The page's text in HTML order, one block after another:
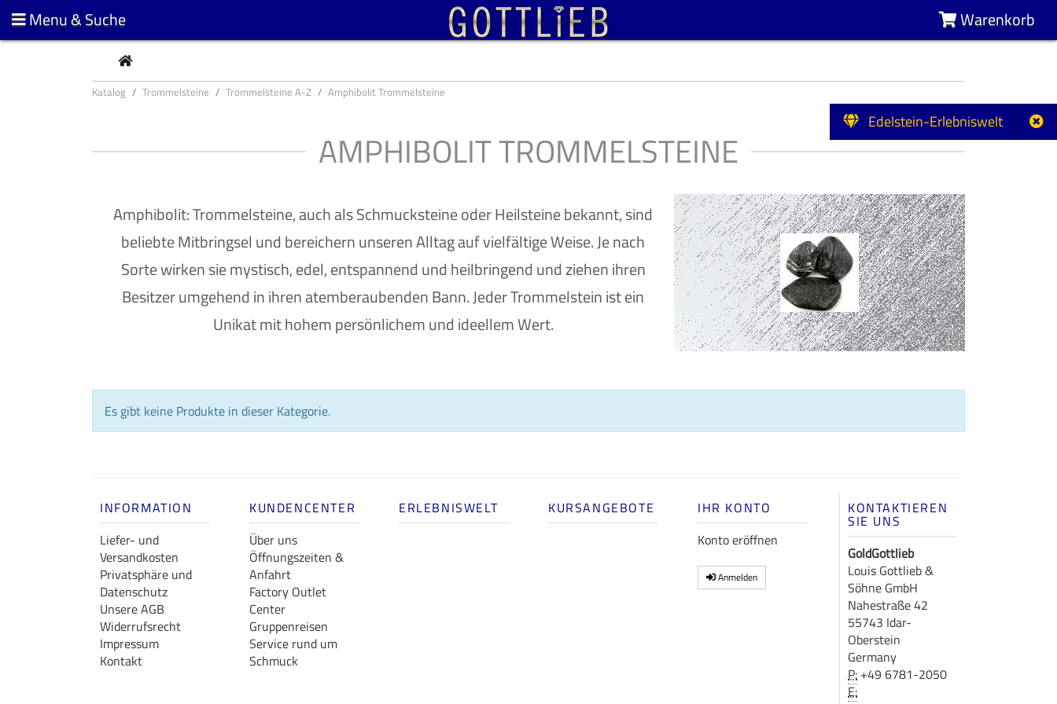
Edelstein-Erlebniswelt
Menu & Suche Warenkorb
CURRENT
Katalog Trommelsteine Trommelsteine A-Z Amphibolit Trommelsteine
AMPHIBOLIT TROMMELSTEINE
Amphibolit: Trommelsteine, auch als Schmucksteine oder Heilsteine bekannt, sind
beliebte Mitbringsel und bereichern unseren Alltag auf vielfältige Weise. Je nach
Sorte wirken sie mystisch, edel, entspannend und heilbringend und ziehen ihren
Besitzer umgehend in ihren atemberaubenden Bann. Jeder Trommelstein ist ein
Unikat mit hohem persönlichem und ideellem Wert.
Es gibt keine Produkte in dieser Kategorie.
INFORMATION
Liefer- und
Versandkosten
Privatsphäre und
Datenschutz
Unsere AGB
Widerrufsrecht
Impressum
Kontakt
KUNDENCENTER
Über uns
Öffnungszeiten &
Anfahrt
Factory Outlet
Center
Gruppenreisen
Service rund um
Schmuck
ERLEBNISWELT KURSANGEBOTE
IHR KONTO
Konto eröffnen
Anmelden
KONTAKTIEREN
SIE UNS
GoldGottlieb
Louis Gottlieb &
Söhne GmbH
Nahestraße 42
55743 Idar-
Oberstein
Germany
P: +49 6781-2050
E: